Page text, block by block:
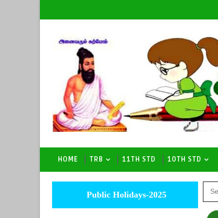
HOME TRB 11TH STD 10TH STD
Public Holidays-2025